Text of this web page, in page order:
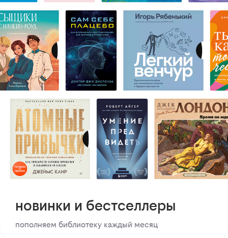
новинки и бестселлеры
пополняем библиотеку каждый месяц